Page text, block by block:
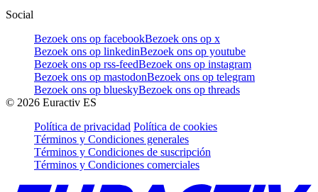
Social
Bezoek ons op facebookBezoek ons op x
Bezoek ons op linkedinBezoek ons op youtube
Bezoek ons op rss-feedBezoek ons op instagram
Bezoek ons op mastodonBezoek ons op telegram
Bezoek ons op blueskyBezoek ons op threads
© 2026 Euractiv ES
Política de privacidad Política de cookies
Términos y Condiciones generales
Términos y Condiciones de suscripción
Términos y Condiciones comerciales